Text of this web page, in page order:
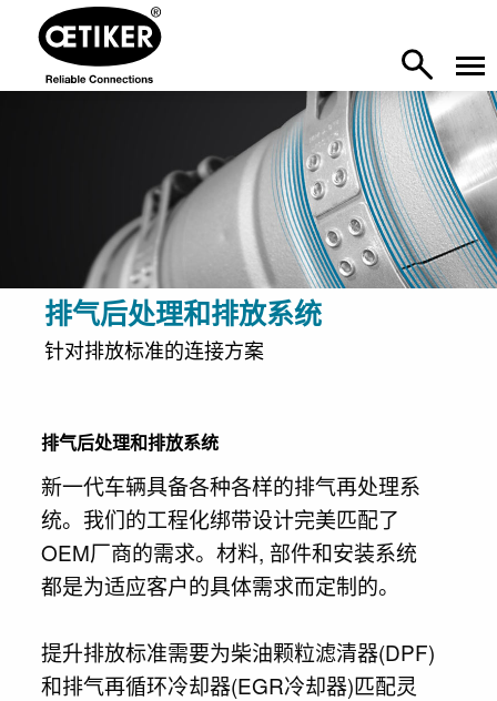
排气后处理和排放系统
针对排放标准的连接方案
排气后处理和排放系统
新一代车辆具备各种各样的排气再处理系
统。我们的工程化绑带设计完美匹配了
OEM厂商的需求。材料, 部件和安装系统
都是为适应客户的具体需求而定制的。
提升排放标准需要为柴油颗粒滤清器(DPF)
和排气再循环冷却器(EGR冷却器)匹配灵